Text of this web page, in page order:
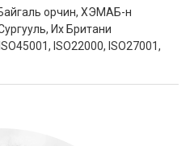
орчин, ХЭМАБ-н
Их Британи
ISO22000, ISO27001,